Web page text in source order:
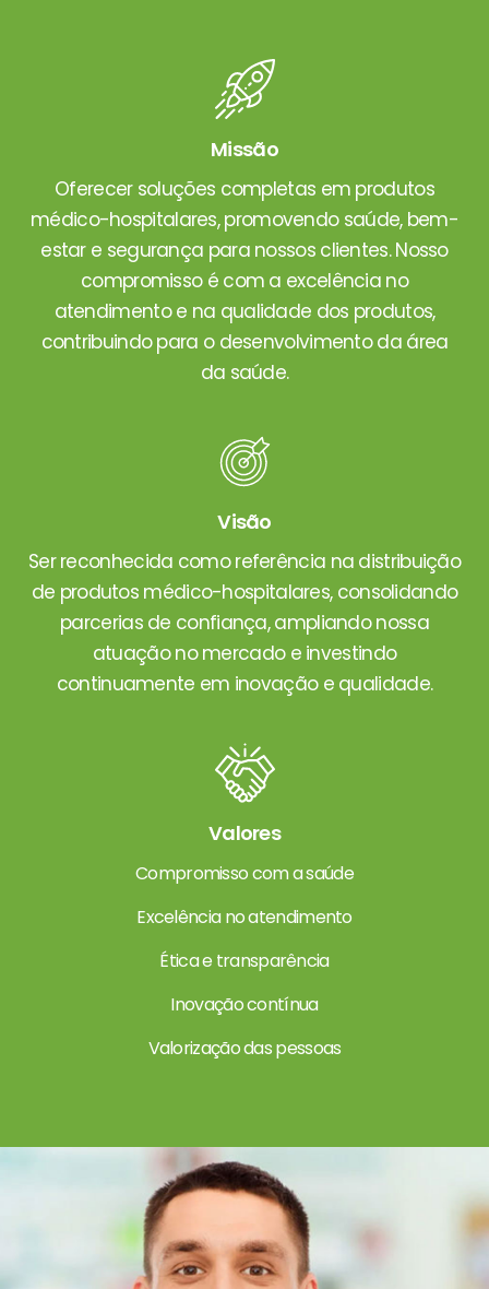
Missão
Oferecer soluções completas em produtos
médico-hospitalares, promovendo saúde, bem-
estar e segurança para nossos clientes. Nosso
compromisso é com a excelência no
atendimento e na qualidade dos produtos,
contribuindo para o desenvolvimento da área
da saúde.
Visão
Ser reconhecida como referência na distribuição
de produtos médico-hospitalares, consolidando
parcerias de confiança, ampliando nossa
atuação no mercado e investindo
continuamente em inovação e qualidade.
Valores
Compromisso com a saúde
Excelência no atendimento
Ética e transparência
Inovação contínua
Valorização das pessoas